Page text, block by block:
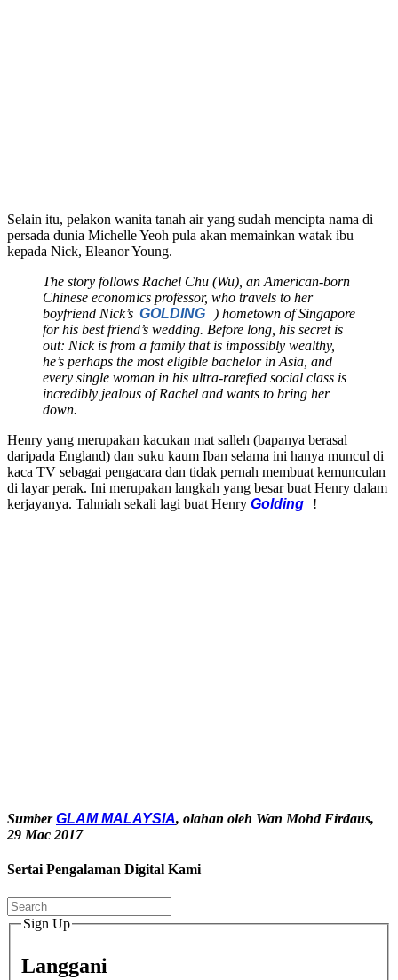
Selain itu, pelakon wanita tanah air yang sudah mencipta nama di
persada dunia Michelle Yeoh pula akan memainkan watak ibu
kepada Nick, Eleanor Young.
The story follows Rachel Chu (Wu), an American-born
Chinese economics professor, who travels to her
boyfriend Nick’s GOLDING
) hometown of Singapore
for his best friend’s wedding. Before long, his secret is
out: Nick is from a family that is impossibly wealthy,
he’s perhaps the most eligible bachelor in Asia, and
every single woman in his ultra-rarefied social class is
incredibly jealous of Rachel and wants to bring her
down.
Henry yang merupakan kacukan mat salleh (bapanya berasal
daripada England) dan suku kaum Iban selama ini hanya muncul di
kaca TV sebagai pengacara dan tidak pernah membuat kemunculan
di layar perak. Ini merupakan langkah yang besar buat Henry dalam
kerjayanya. Tahniah sekali lagi buat Henry Golding !
SumberGLAM MALAYSIA, olahan oleh Wan Mohd Firdaus,
29 Mac 2017
Sertai Pengalaman Digital Kami
Sign Up
Langgani